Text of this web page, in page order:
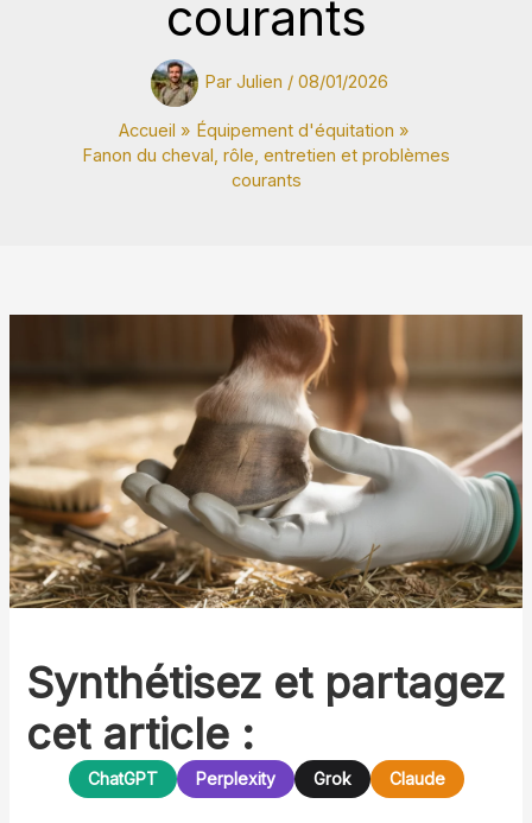
courants
Par Julien / 08/01/2026
Accueil
Équipement d'équitation
Fanon du cheval, rôle, entretien et problèmes
courants
Synthétisez et partagez
cet article :
ChatGPT Perplexity Grok Claude